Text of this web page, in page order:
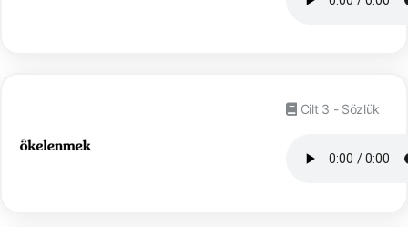
Cilt 3 - Sözlük